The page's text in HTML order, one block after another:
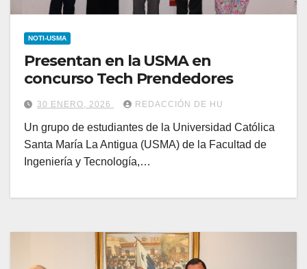
NOTI-USMA
Presentan en la USMA en
concurso Tech Prendedores
30 ENERO, 2026 REDACCIÓN DE HU
Un grupo de estudiantes de la Universidad Católica
Santa María La Antigua (USMA) de la Facultad de
Ingeniería y Tecnología,…